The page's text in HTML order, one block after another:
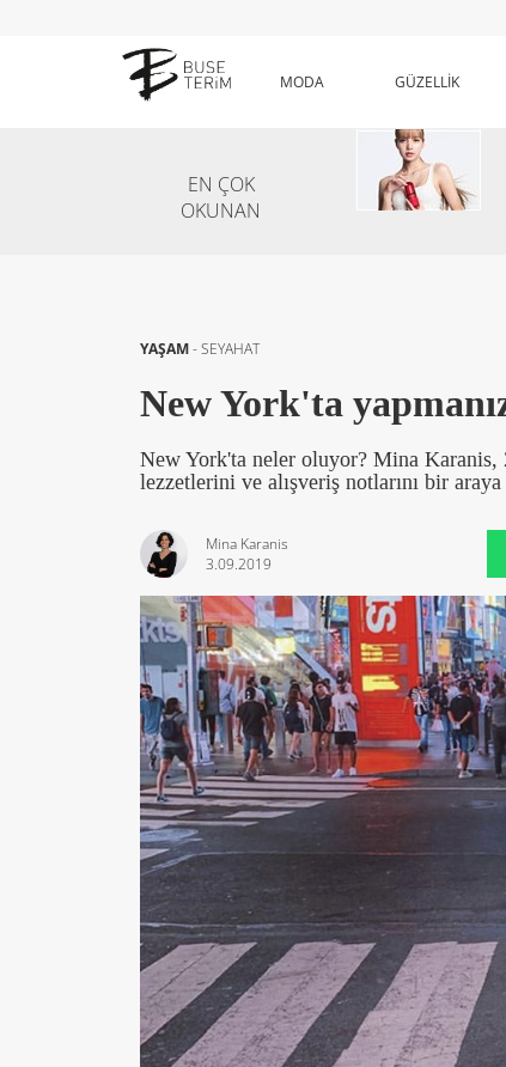
MODA GÜZELLİK
EN ÇOK
OKUNAN
YAŞAM-SEYAHAT
New York'ta
New York'ta neler oluyor? Mina Karanis,
lezzetlerini ve alışveriş notlarını bir
Mina Karanis
3.09.2019